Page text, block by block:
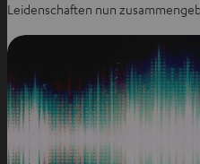
Leidenschaften nun